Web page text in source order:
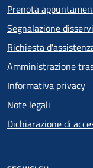
Prenota
Segnalazione
Richiesta
Amministrazione
Informativa privacy
Note legali
Dichiarazione di